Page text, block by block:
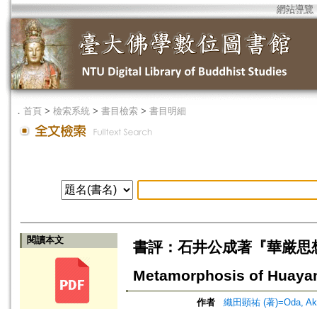
網站導覽
． 首頁 > 檢索系統 > 書目檢索 > 書目明細
閱讀本文
書評：石井公成著『華厳
Metamorphosis of
作者
織田顕祐 (著)=Oda,